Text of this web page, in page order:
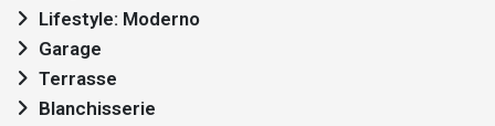
Lifestyle: Moderno
Garage
Terrasse
Blanchisserie